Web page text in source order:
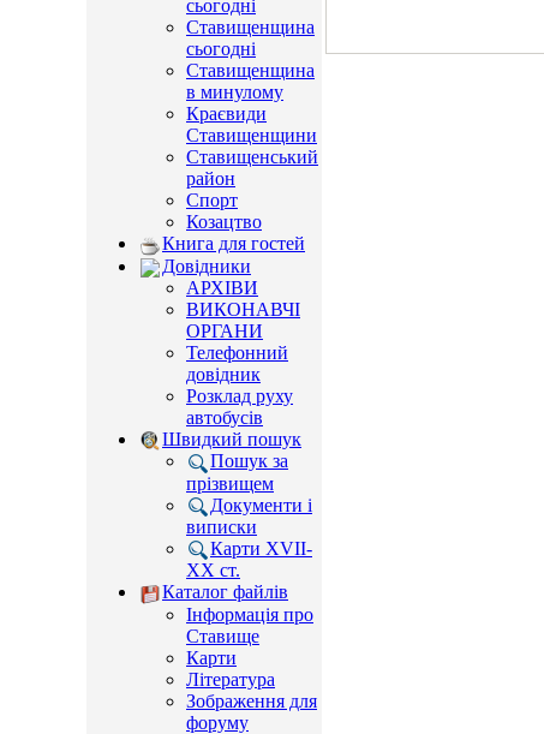
сьогодні
Ставищенщина
сьогодні
Ставищенщина
в минулому
Краєвиди
Ставищенщини
Ставищенський
район
Спорт
Козацтво
Книга для гостей
Довідники
АРХІВИ
ВИКОНАВЧІ
ОРГАНИ
Телефонний
довідник
Розклад руху
автобусів
Швидкий пошук
Пошук за
прізвищем
Документи і
виписки
Карти XVII-
XX ст.
Каталог файлів
Інформація про
Ставище
Карти
Література
Зображення для
форуму